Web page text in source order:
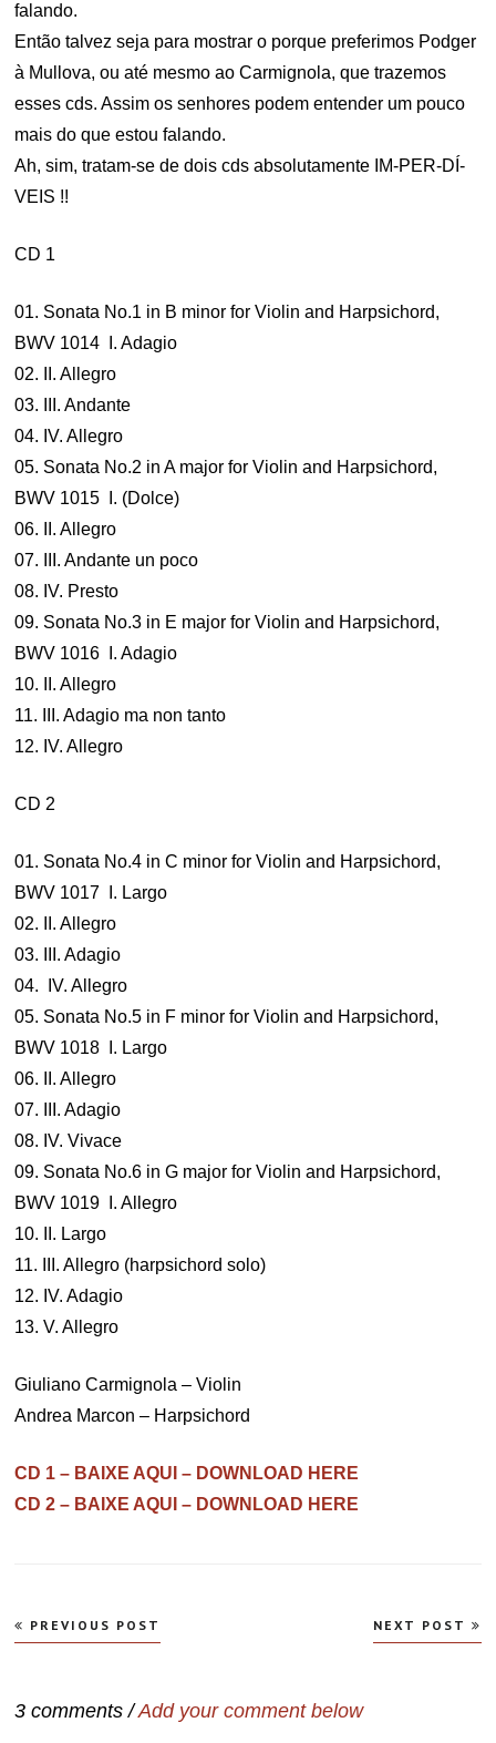
falando.
Então talvez seja para mostrar o porque preferimos Podger
à Mullova, ou até mesmo ao Carmignola, que trazemos
esses cds. Assim os senhores podem entender um pouco
mais do que estou falando.
Ah, sim, tratam-se de dois cds absolutamente IM-PER-DÍ-
VEIS !!
CD 1
01. Sonata No.1 in B minor for Violin and Harpsichord,
BWV 1014 I. Adagio
02. II. Allegro
03. III. Andante
04. IV. Allegro
05. Sonata No.2 in A major for Violin and Harpsichord,
BWV 1015 I. (Dolce)
06. II. Allegro
07. III. Andante un poco
08. IV. Presto
09. Sonata No.3 in E major for Violin and Harpsichord,
BWV 1016 I. Adagio
10. II. Allegro
11. III. Adagio ma non tanto
12. IV. Allegro
CD 2
01. Sonata No.4 in C minor for Violin and Harpsichord,
BWV 1017 I. Largo
02. II. Allegro
03. III. Adagio
04. IV. Allegro
05. Sonata No.5 in F minor for Violin and Harpsichord,
BWV 1018 I. Largo
06. II. Allegro
07. III. Adagio
08. IV. Vivace
09. Sonata No.6 in G major for Violin and Harpsichord,
BWV 1019 I. Allegro
10. II. Largo
11. III. Allegro (harpsichord solo)
12. IV. Adagio
13. V. Allegro
Giuliano Carmignola – Violin
Andrea Marcon – Harpsichord
CD 1 – BAIXE AQUI – DOWNLOAD HERE
CD 2 – BAIXE AQUI – DOWNLOAD HERE
Navegação
de
PREVIOUS POST NEXT POST
3 comments /Add your comment below